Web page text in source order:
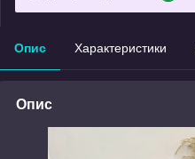
Опис Характеристики
Опис